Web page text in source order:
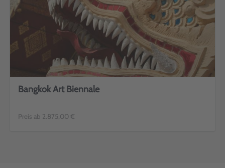
Bangkok Art Biennale
Preis ab 2.875,00 €